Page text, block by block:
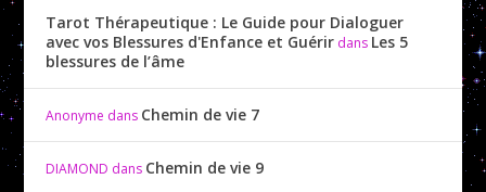
Tarot Thérapeutique : Le Guide pour Dialoguer
avec vos Blessures d'Enfance et Guérir dans Les 5
blessures de l’âme
Anonyme dans Chemin de vie 7
DIAMOND dans Chemin de vie 9